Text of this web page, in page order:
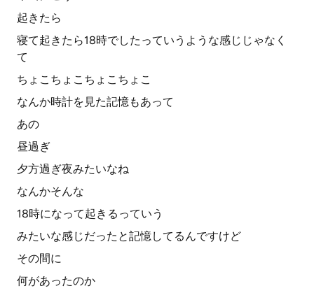
起きたら
寝て起きたら18時でしたっていうような感じじゃなく
て
ちょこちょこちょこちょこ
なんか時計を見た記憶もあって
あの
昼過ぎ
夕方過ぎ夜みたいなね
なんかそんな
18時になって起きるっていう
みたいな感じだったと記憶してるんですけど
その間に
何があったのか